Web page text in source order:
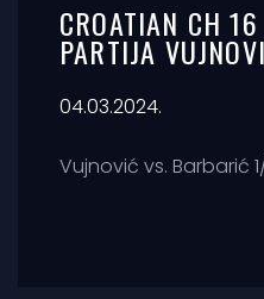
CROATIAN CH
PARTIJA
04.03.2024.
Vujnović vs. Barbarić